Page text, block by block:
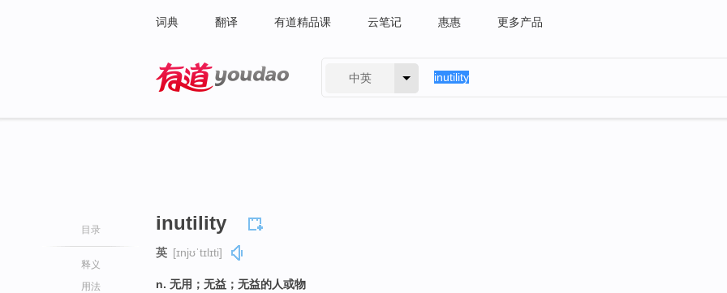
词典 翻译 有道精品课 云笔记 惠惠 更多产品
中英
目录
释义
用法
inutility
英 [ɪnjʊˈtɪlɪti]
n. 无用；无益；无益的人或物